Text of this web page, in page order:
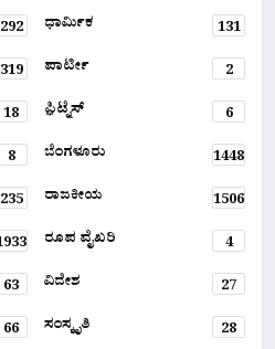
292 ಧಾರ್ಮಿಕ
131
319 ಪಾರ್ಟೀ
2
18 ಫ಼ಿಟ್ನೆಸ್
6
8 ಬೆಂಗಳೂರು
1448
235 ರಾಜಕೀಯ
1506
ರೂಪ ವೈಖರಿ
4
63 ವಿದೇಶ
27
66 ಸಂಸ್ಕೃತಿ
28